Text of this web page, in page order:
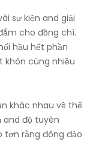
sự kiện and giải
cho đồng chí.
hầu hết phần
cùng nhiều
khác nhau về thể
độ tuyên
tợn rằng đông đảo